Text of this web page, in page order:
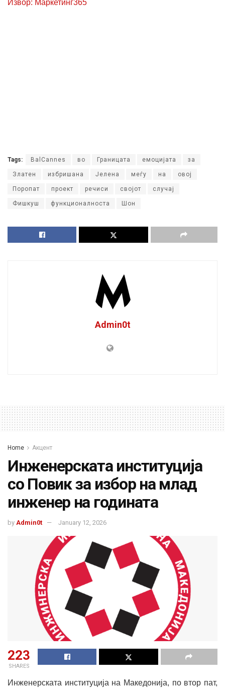
Извор: Маркетинг365
Tags: BalCannes во Границата емоцијата за
Златен избришана Јелена меѓу на овој
Поропат проект речиси својот случај
Фишкуш функционалноста Шон
Admin0t
Home Акцент
Инженерската институција
со Повик за избор на млад
инженер на годината
by Admin0t January 12, 2026
223
SHARES
Инженерската институција на Македонија, по втор пат,